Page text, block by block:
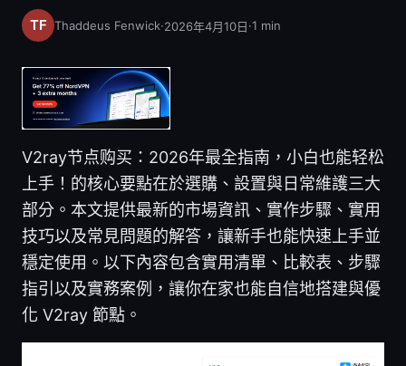
Thaddeus Fenwick·2026年4月10日·1 min
V2ray节点购买：2026年最全指南，小白也能轻松
上手！的核心要點在於選購、設置與日常維護三大
部分。本文提供最新的市場資訊、實作步驟、實用
技巧以及常見問題的解答，讓新手也能快速上手並
穩定使用。以下內容包含實用清單、比較表、步驟
指引以及實務案例，讓你在家也能自信地搭建與優
化 V2ray 節點。